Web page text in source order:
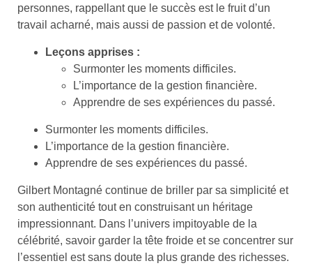
personnes, rappellant que le succès est le fruit d’un
travail acharné, mais aussi de passion et de volonté.
Leçons apprises :
Surmonter les moments difficiles.
L’importance de la gestion financière.
Apprendre de ses expériences du passé.
Surmonter les moments difficiles.
L’importance de la gestion financière.
Apprendre de ses expériences du passé.
Gilbert Montagné continue de briller par sa simplicité et
son authenticité tout en construisant un héritage
impressionnant. Dans l’univers impitoyable de la
célébrité, savoir garder la tête froide et se concentrer sur
l’essentiel est sans doute la plus grande des richesses.